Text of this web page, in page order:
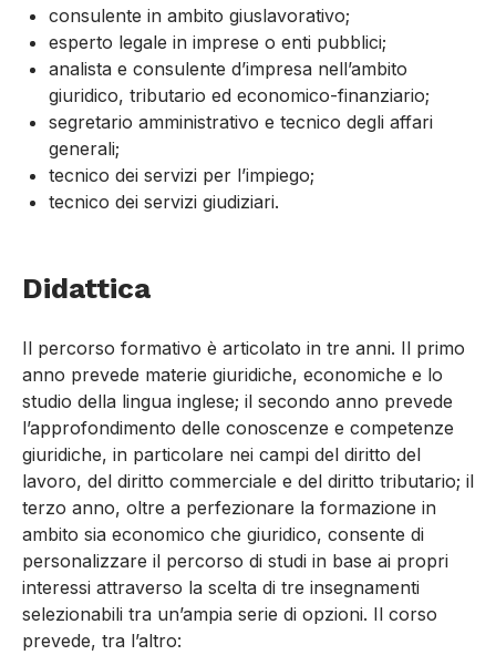
consulente in ambito giuslavorativo;
esperto legale in imprese o enti pubblici;
analista e consulente d’impresa nell’ambito
giuridico, tributario ed economico-finanziario;
segretario amministrativo e tecnico degli affari
generali;
tecnico dei servizi per l’impiego;
tecnico dei servizi giudiziari.
Didattica
Il percorso formativo è articolato in tre anni. Il primo
anno prevede materie giuridiche, economiche e lo
studio della lingua inglese; il secondo anno prevede
l’approfondimento delle conoscenze e competenze
giuridiche, in particolare nei campi del diritto del
lavoro, del diritto commerciale e del diritto tributario; il
terzo anno, oltre a perfezionare la formazione in
ambito sia economico che giuridico, consente di
personalizzare il percorso di studi in base ai propri
interessi attraverso la scelta di tre insegnamenti
selezionabili tra un’ampia serie di opzioni. Il corso
prevede, tra l’altro: